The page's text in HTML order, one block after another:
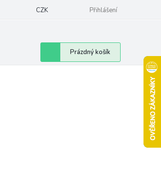
osobních údajů Moje objednávka
CZK Přihlášení
Nákupní
košík
Prázdný košík